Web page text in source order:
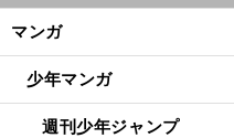
マンガ
少年マンガ
週刊少年ジャンプ